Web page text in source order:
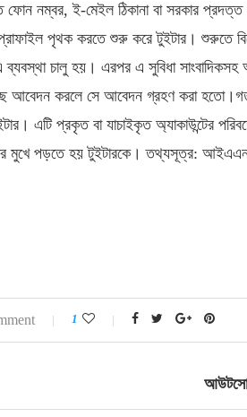
ফোন নম্বর, ই-মেইল ঠিকানা বা সরকার
প্রোফাইল পৃথক করতে শুরু করে টুইটার। শুরুতে
ব্যবস্থা চালু হয়। এরপর এ সুবিধা
আবেদন করলে সে আবেদন গ্রহণ করা
এটি প্রকৃত বা যাচাইকৃত অ্যাকাউন্টের
মুখে পড়তে হয় টুইটারকে। তথ্যসূত্র:
1